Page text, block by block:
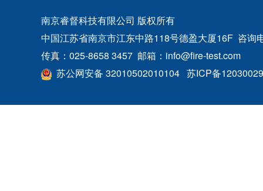
南京睿督科技有限公司 版权所有
中国江苏省南京市江东中路118号德盈大厦16F 咨
传真：025-8658 3457 邮箱：info@fire-test.com
苏公网安备 32010502010104 苏ICP备